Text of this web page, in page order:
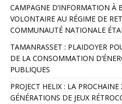
l
t
e
r
n
a
t
i
v
CAMPAGNE D’INFORMATION À
VOLONTAIRE AU RÉGIME DE
COMMUNAUTÉ NATIONALE
TAMANRASSET : PLAIDOYER
DE LA CONSOMMATION
PUBLIQUES
PROJECT HELIX : LA PROCHAINE
GÉNÉRATIONS DE JEUX